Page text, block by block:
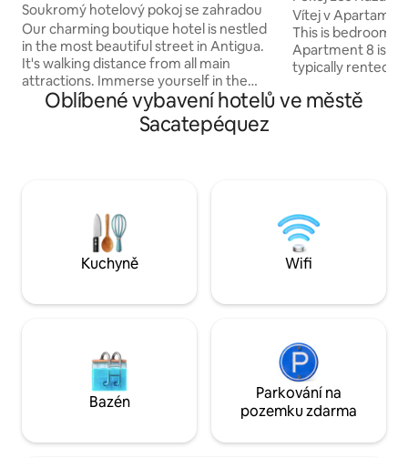
tigua Guatemala
Soukromý hotelový pokoj se zahradou
Our charming boutique hotel is nestled
in the most beautiful street in Antigua.
It's walking distance from all main
attractions. Immerse yourself in the
town's culture while enjoying the
convenience of nearby landmarks. Our
hotel offers free breakfast, a Mayan
have a cup of coffee in our cafe, and
unwind after a day experiencing
beautiful Antigua.
a vířivka
Vítej v
This is bedroom
Apartment 8 is a
typically rented
and private
ostatních 2 ložnic.
Oblíbené vybavení hotelů ve městě
Sacatepéquez
Kuchyně Wifi
Bazén
Parkování na
pozemku zdarma